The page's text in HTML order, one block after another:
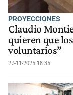
PROYECCIONES
Claudio
quieren que
voluntarios”
27-11-2025 18:35